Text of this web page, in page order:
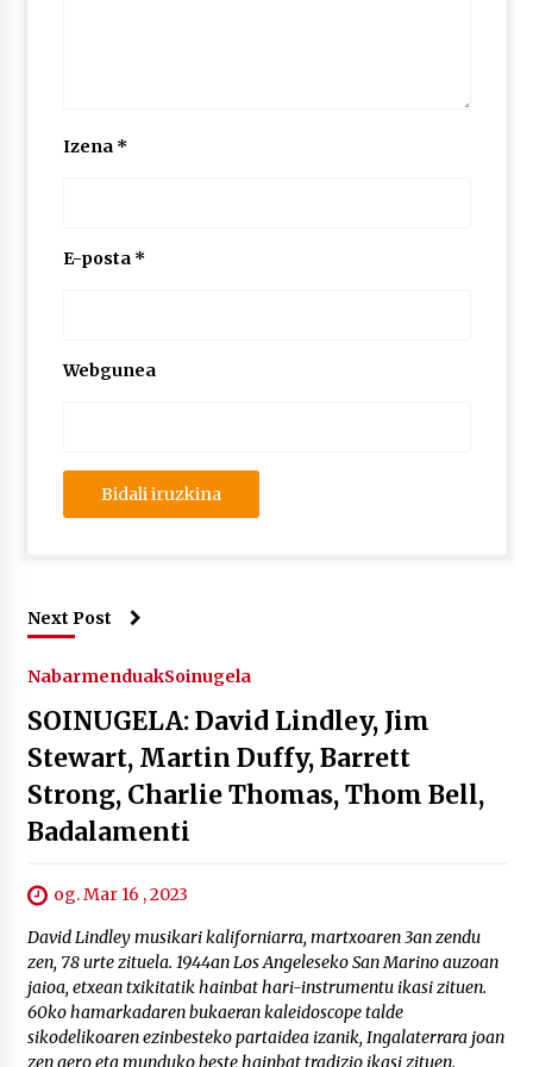
Izena *
E-posta *
Webgunea
Next Post
NabarmenduakSoinugela
SOINUGELA: David Lindley, Jim
Stewart, Martin Duffy, Barrett
Strong, Charlie Thomas, Thom Bell,
Badalamenti
og. Mar 16 , 2023
David Lindley musikari kaliforniarra, martxoaren 3an zendu
zen, 78 urte zituela. 1944an Los Angeleseko San Marino auzoan
jaioa, etxean txikitatik hainbat hari-instrumentu ikasi zituen.
60ko hamarkadaren bukaeran kaleidoscope talde
sikodelikoaren ezinbesteko partaidea izanik, Ingalaterrara joan